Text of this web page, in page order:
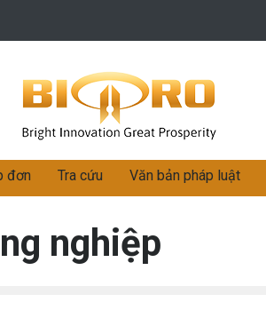
đơn Tra cứu Văn bản pháp luật
nghiệp